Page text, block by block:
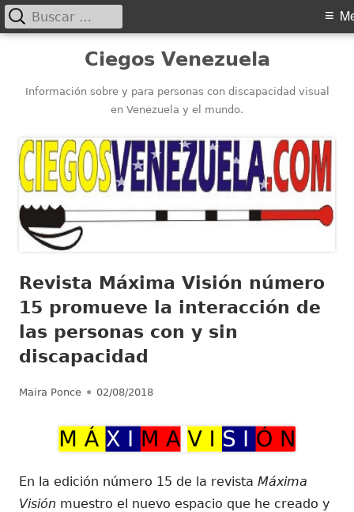
contenido
Ciegos Venezuela
Información sobre y para personas con discapacidad visual
en Venezuela y el mundo.
Menú
principal
Buscar:
Revista Máxima Visión número
15 promueve la interacción de
las personas con y sin
discapacidad
Autor
Maira Ponce Publicado
02/08/2018
En la edición número 15 de la revista Máxima
Visión muestro el nuevo espacio que he creado y